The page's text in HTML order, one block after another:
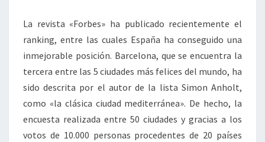
FELICES
DEL
MUNDO
La revista «Forbes» ha publicado recientemente el
ranking, entre las cuales España ha conseguido una
inmejorable posición. Barcelona, que se encuentra la
tercera entre las 5 ciudades más felices del mundo, ha
sido descrita por el autor de la lista Simon Anholt,
como «la clásica ciudad mediterránea». De hecho, la
encuesta realizada entre 50 ciudades y gracias a los
votos de 10.000 personas procedentes de 20 países